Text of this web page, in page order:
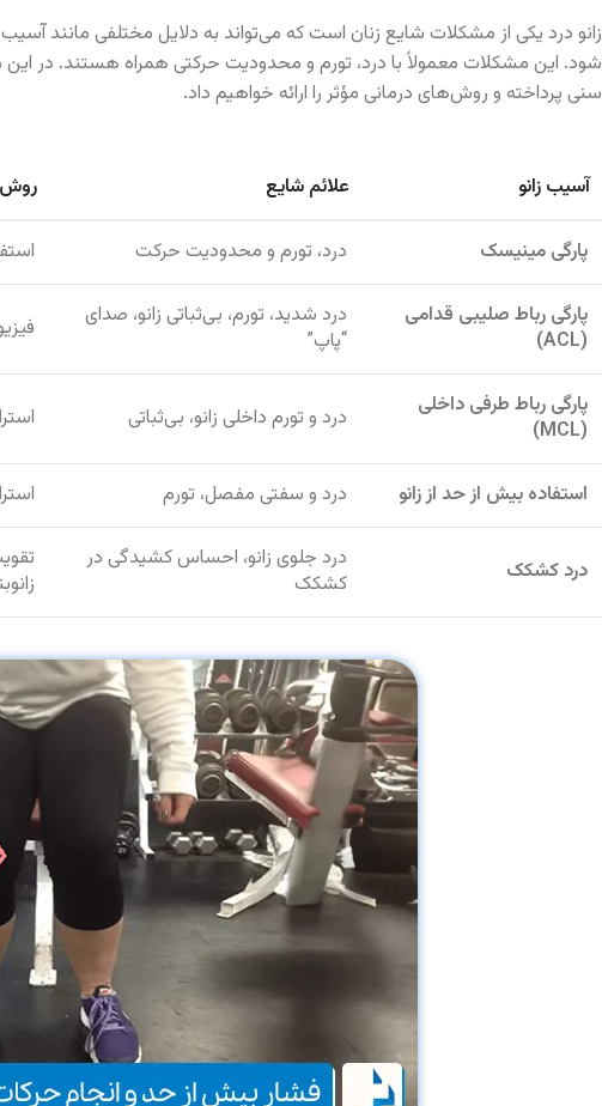
زانو درد یکی از مشکلات شایع زنان است که می‌تواند به دلایل مختلفی مانند آسیب
شود. این مشکلات معمولاً با درد، تورم و محدودیت حرکتی همراه هستند. در این
سنی پرداخته و روش‌های درمانی مؤثر را ارائه خواهیم داد.
آسیب زانو علائم شایع
پارگی مینیسک درد، تورم و محدودیت حرکت
پارگی رباط صلیبی قدامی
(ACL)
درد شدید، تورم، بی‌ثباتی زانو، صدای
“پاپ”
پارگی رباط طرفی داخلی
(MCL)
درد و تورم داخلی زانو، بی‌ثباتی
استفاده بیش از حد از زانو درد و سفتی مفصل، تورم
درد کشکک
درد جلوی زانو، احساس کشیدگی در
کشکک